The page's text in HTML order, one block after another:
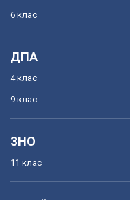
6 клас
ДПА
4 клас
9 клас
ЗНО
11 клас